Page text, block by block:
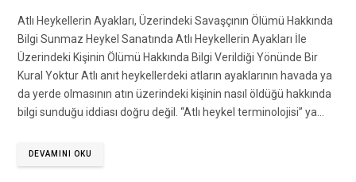
Atlı Heykellerin Ayakları, Üzerindeki Savaşçının Ölümü Hakkında
Bilgi Sunmaz Heykel Sanatında Atlı Heykellerin Ayakları İle
Üzerindeki Kişinin Ölümü Hakkında Bilgi Verildiği Yönünde Bir
Kural Yoktur Atlı anıt heykellerdeki atların ayaklarının havada ya
da yerde olmasının atın üzerindeki kişinin nasıl öldüğü hakkında
bilgi sunduğu iddiası doğru değil. “Atlı heykel terminolojisi” ya…
DEVAMINI OKU